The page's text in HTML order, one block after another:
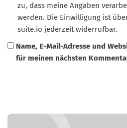
zu, dass meine Angaben
werden. Die Einwilligung ist
suite.io jederzeit widerrufbar.
Name, E-Mail-Adresse und
für meinen nächsten